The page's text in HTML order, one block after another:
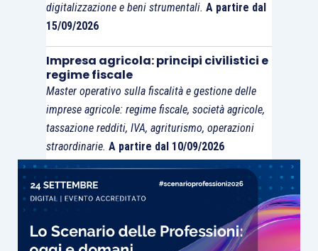
digitalizzazione e beni strumentali. A partire dal
15/09/2026
Impresa agricola: principi civilistici e
regime fiscale
Master operativo sulla fiscalità e gestione delle
imprese agricole: regime fiscale, società agricole,
tassazione redditi, IVA, agriturismo, operazioni
straordinarie. A partire dal 10/09/2026